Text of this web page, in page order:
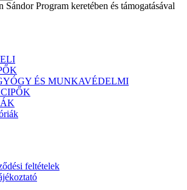
Program keretében és támogatásával
ÉS MUNKAVÉDELMI
feltételek